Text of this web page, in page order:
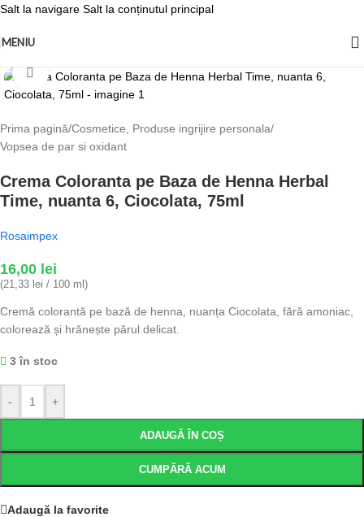
Salt la navigare Salt la conținutul principal
MENIU
Fă clic pentru a mări
Prima pagină/Cosmetice, Produse ingrijire personala/
Vopsea de par si oxidant
Crema Coloranta pe Baza de Henna Herbal
Time, nuanta 6, Ciocolata, 75ml
Rosaimpex
16,00 lei
(21,33 lei / 100 ml)
Cremă colorantă pe bază de henna, nuanța Ciocolata, fără amoniac,
colorează și hrănește părul delicat.
3 în stoc
- +
ADAUGĂ ÎN COȘ
CUMPĂRĂ ACUM
Adaugă la favorite